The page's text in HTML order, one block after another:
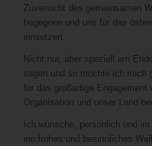
Zuversicht des gemeinsamen
begegnen und uns für das
einsetzen.
Nicht nur, aber speziell am
sagen und so möchte ich mich
für das großartige
Organisation und unser Land
Ich wünsche, persönlich und
ein frohes und besinnliches